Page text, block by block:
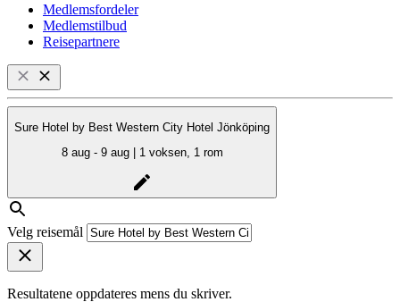
Medlemsfordeler
Medlemstilbud
Reisepartnere
Sure Hotel by Best Western City Hotel Jönköping
8 aug - 9 aug | 1 voksen, 1 rom
Velg reisemål
Resultatene oppdateres mens du skriver.